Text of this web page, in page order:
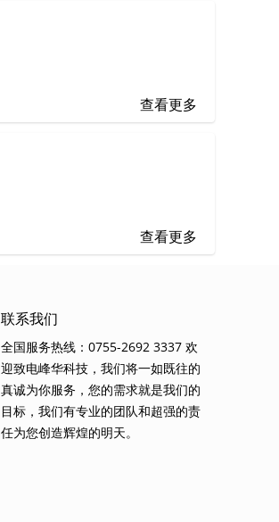
查看更多
查看更多
联系我们
全国服务热线：0755-2692 3337 欢
迎致电峰华科技，我们将一如既往的
真诚为你服务，您的需求就是我们的
目标，我们有专业的团队和超强的责
任为您创造辉煌的明天。